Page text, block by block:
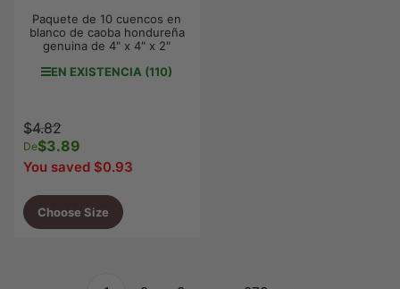
Paquete de 10 cuencos en
blanco de caoba hondureña
genuina de 4" x 4" x 2"
EN EXISTENCIA (110)
Precio
regular
$4.82Precio
de
venta
De$3.89
You saved $0.93
Choose Size